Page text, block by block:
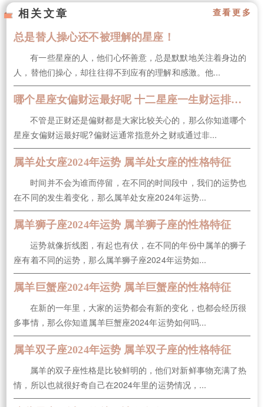
相关文章 查看更多
总是替人操心还不被理解的星座！
有一些星座的人，他们心怀善意，总是默默地关注着身边的
人，替他们操心，却往往得不到应有的理解和感激。他...
哪个星座女偏财运最好呢 十二星座一生财运排行榜
不管是正财还是偏财都是大家比较关心的，那么你知道哪个
星座女偏财运最好呢?偏财运通常指意外之财或通过非...
属羊处女座2024年运势 属羊处女座的性格特征
时间并不会为谁而停留，在不同的时间段中，我们的运势也
在不同的发生着变化，那么属羊处女座2024年运势...
属羊狮子座2024年运势 属羊狮子座的性格特征
运势就像折线图，有起也有伏，在不同的年份中属羊的狮子
座有着不同的运势，那么属羊狮子座2024年运势如...
属羊巨蟹座2024年运势 属羊巨蟹座的性格特征
在新的一年里，大家的运势都会有新的变化，也都会经历很
多事情，那么你知道属羊巨蟹座2024年运势如何吗...
属羊双子座2024年运势 属羊双子座的性格特征
属羊的双子座性格是比较鲜明的，他们对新鲜事物充满了热
情，所以也就很好奇自己在2024年里的运势情况，...